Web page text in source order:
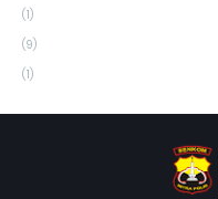
(1)
(9)
(1)